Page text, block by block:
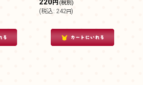
220円 (税別)
(税込: 242円)